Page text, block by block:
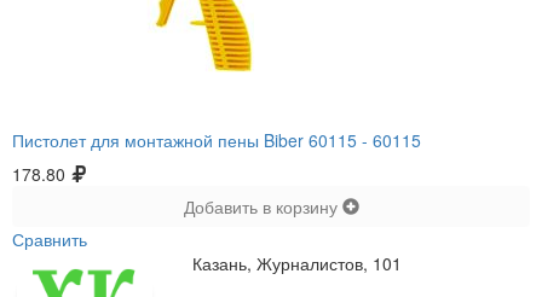
Пистолет для монтажной пены Biber 60115 - 60115
178.80
Добавить в корзину
Сравнить
Казань, Журналистов, 101